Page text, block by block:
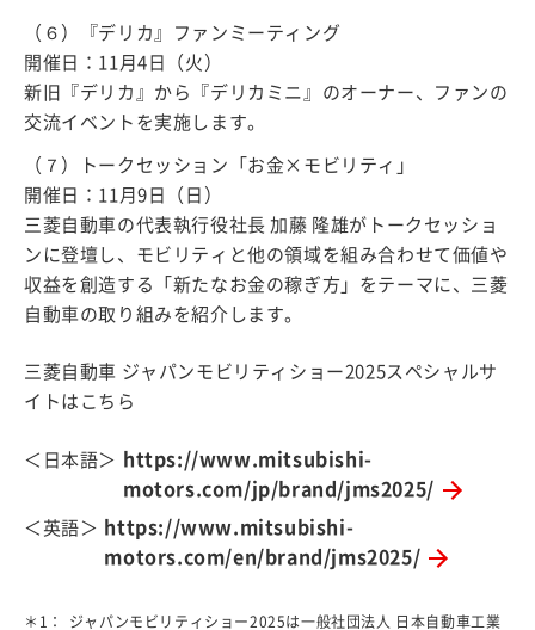
（６）『デリカ』ファンミーティング
開催日：11月4日（火）
新旧『デリカ』から『デリカミニ』のオーナー、ファンの
交流イベントを実施します。
（７）トークセッション「お金×モビリティ」
開催日：11月9日（日）
三菱自動車の代表執行役社長 加藤 隆雄がトークセッショ
ンに登壇し、モビリティと他の領域を組み合わせて価値や
収益を創造する「新たなお金の稼ぎ方」をテーマに、三菱
自動車の取り組みを紹介します。
三菱自動車 ジャパンモビリティショー2025スペシャルサ
イトはこちら
＜日本語＞
https://www.mitsubishi-
motors.com/jp/brand/jms2025/
＜英語＞ https://www.mitsubishi-
motors.com/en/brand/jms2025/
＊1：
ジャパンモビリティショー2025は一般社団法人 日本自動車工業